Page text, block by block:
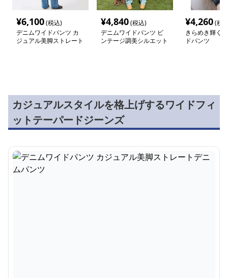
¥6,100(税込)
デニムワイドパンツ カ
ジュアル美脚ストレート
¥4,840(税込)
デニムワイドパンツ ビ
ンテージ調美シルエット
¥4,260(税
きらめき輝く
ドパンツ
カジュアルスタイルを格上げするワイドフィ
ットテーパードジーンズ